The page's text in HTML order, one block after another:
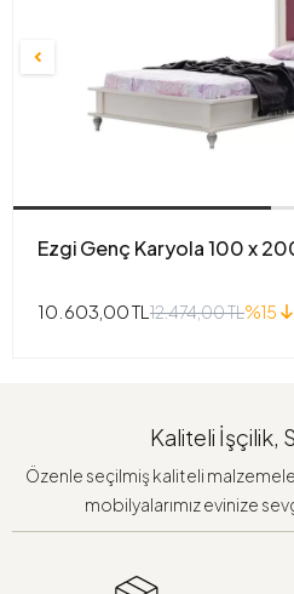
Ezgi Genç Karyola 100 x
10.603,00 TL 12.474,00 TL%15
Kaliteli İşçilik,
Özenle seçilmiş kaliteli
mobilyalarımız evinize